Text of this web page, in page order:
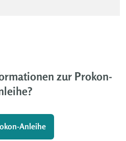
zur Prokon-
Anleihe